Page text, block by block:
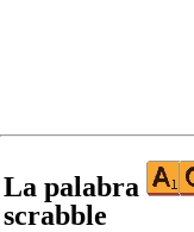
La palabra
scrabble